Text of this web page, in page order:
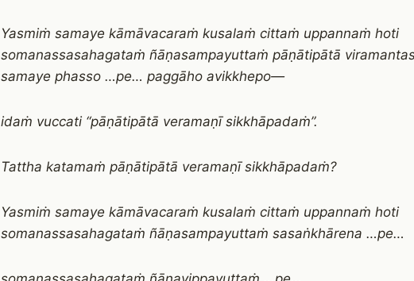
Yasmiṁ samaye kāmāvacaraṁ kusalaṁ cittaṁ uppannaṁ hoti
somanassasahagataṁ ñāṇasampayuttaṁ pāṇātipātā
samaye phasso …pe… paggāho avikkhepo—
idaṁ vuccati “pāṇātipātā veramaṇī sikkhāpadaṁ”.
Tattha katamaṁ pāṇātipātā veramaṇī sikkhāpadaṁ?
Yasmiṁ samaye kāmāvacaraṁ kusalaṁ cittaṁ uppannaṁ hoti
somanassasahagataṁ ñāṇasampayuttaṁ sasaṅkhārena …pe…